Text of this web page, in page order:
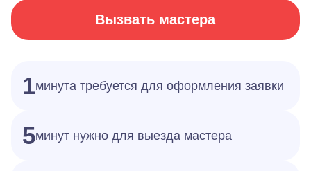
Вызвать мастера
1минута требуется для оформления заявки
5минут нужно для выезда мастера